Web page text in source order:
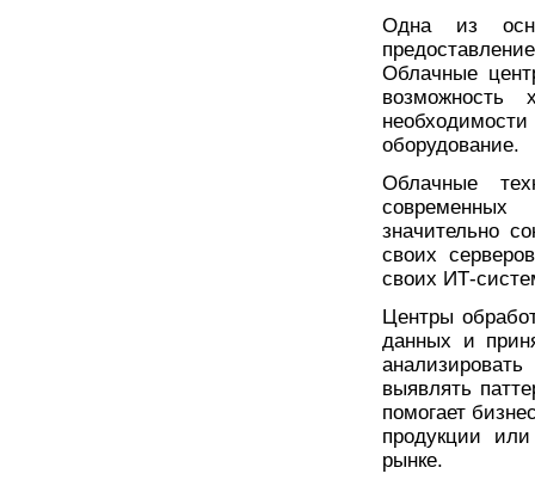
Одна из
Облачные
возможность
оборудование.
Облачные
значительно
своих
своих ИТ-
Центры
данных и
выявлять
помогает
продукции
рынке.